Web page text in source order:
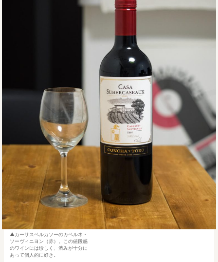
カーサスベルカソーのカベルネ・
ソーヴィニヨン（赤）。この値段感
のワインには珍しく、渋みが十分に
あって個人的に好き。